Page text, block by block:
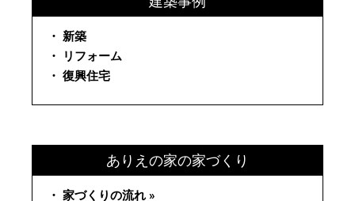
・ 新築
・ リフォーム
・ 復興住宅
ありえの家の家づくり
・ 家づくりの流れ »